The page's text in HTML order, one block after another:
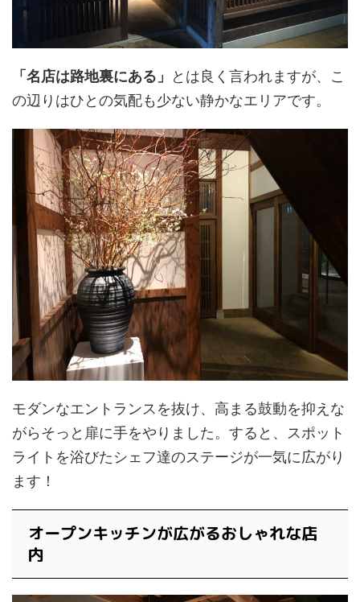
「名店は路地裏にある」
とは良く言われますが、こ
の辺りはひとの気配も少ない静かなエリアです。
モダンなエントランスを抜け、高まる鼓動を抑えな
がらそっと扉に手をやりました。すると、スポット
ライトを浴びたシェフ達のステージが一気に広がり
ます！
オープンキッチンが広がるおしゃれな店
内